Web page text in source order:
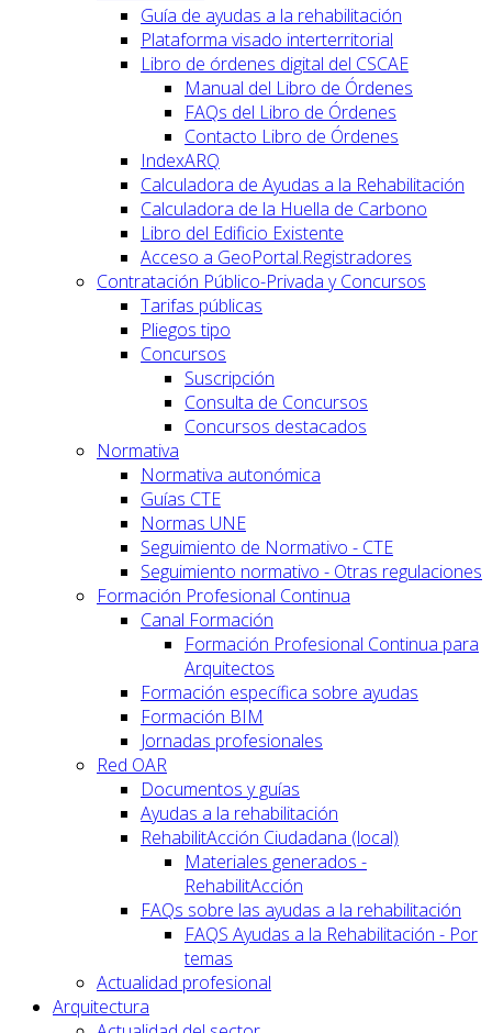
Guía de ayudas a la rehabilitación
Plataforma visado interterritorial
Libro de órdenes digital del CSCAE
Manual del Libro de Órdenes
FAQs del Libro de Órdenes
Contacto Libro de Órdenes
IndexARQ
Calculadora de Ayudas a la Rehabilitación
Calculadora de la Huella de Carbono
Libro del Edificio Existente
Acceso a GeoPortal.Registradores
Contratación Público-Privada y Concursos
Tarifas públicas
Pliegos tipo
Concursos
Suscripción
Consulta de Concursos
Concursos destacados
Normativa
Normativa autonómica
Guías CTE
Normas UNE
Seguimiento de Normativo - CTE
Seguimiento normativo - Otras regulaciones
Formación Profesional Continua
Canal Formación
Formación Profesional Continua para
Arquitectos
Formación específica sobre ayudas
Formación BIM
Jornadas profesionales
Red OAR
Documentos y guías
Ayudas a la rehabilitación
RehabilitAcción Ciudadana (local)
Materiales generados -
RehabilitAcción
FAQs sobre las ayudas a la rehabilitación
FAQS Ayudas a la Rehabilitación - Por
temas
Actualidad profesional
Arquitectura